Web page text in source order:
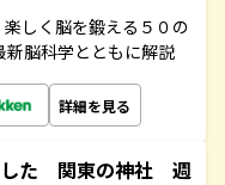
しく脳を鍛える５０の
新脳科学とともに解説
詳細を見る
した 関東の神社 週